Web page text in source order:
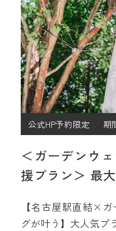
公式HP予約限定 期
＜ガーデンウ
援プラン＞ 最
【名古屋駅直結×
グが叶う】大人気プ